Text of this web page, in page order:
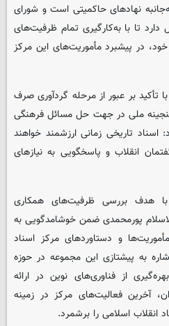
نهادهای حاکمیتی است و شورای
دارد تا با به‌کارگیری تمام ظرفیت‌های
در پیشبرد مأموریت‌های این مرکز
تأکید بر عبور از مرحله گردآوری صرف
ملی در جهت حل مسائل فرهنگی
تاریخی زمانی ارزشمند خواهند
انقلاب و پاسخگویی به نیازهای
بررسی ظرفیت‌های همکاری
پورمحمدی ضمن خوشامدگویی به
و دستاوردهای مرکز اسناد
به پیشتازی این مجموعه در حوزه
از فناوری‌های نوین در ارائه
آخرین فعالیت‌های مرکز در زمینه
انقلاب اسلامی را برشمرد.